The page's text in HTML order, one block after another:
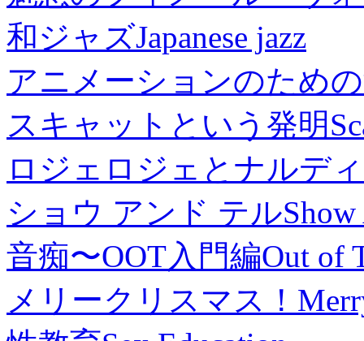
和ジャズJapanese jazz
アニメーションのため
スキャットという発明
ロジェロジェとナルデ
ショウ アンド テル
音痴〜OOT入門編Out of
メリークリスマス！